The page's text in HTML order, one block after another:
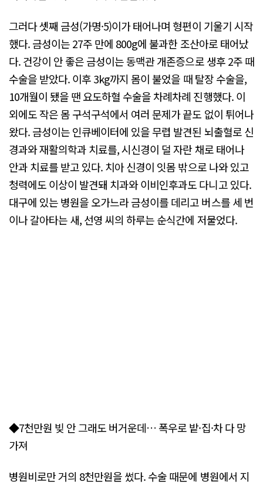
그러다 셋째 금성(가명·5)이가 태어나며 형편이 기울기 시작
했다. 금성이는 27주 만에 800g에 불과한 조산아로 태어났
다. 건강이 안 좋은 금성이는 동맥관 개존증으로 생후 2주 때
수술을 받았다. 이후 3kg까지 몸이 불었을 때 탈장 수술을,
10개월이 됐을 땐 요도하혈 수술을 차례차례 진행했다. 이
외에도 작은 몸 구석구석에서 여러 문제가 끝도 없이 튀어나
왔다. 금성이는 인큐베이터에 있을 무렵 발견된 뇌출혈로 신
경과와 재활의학과 치료를, 시신경이 덜 자란 채로 태어나
안과 치료를 받고 있다. 치아 신경이 잇몸 밖으로 나와 있고
청력에도 이상이 발견돼 치과와 이비인후과도 다니고 있다.
대구에 있는 병원을 오가느라 금성이를 데리고 버스를 세 번
이나 갈아타는 새, 선영 씨의 하루는 순식간에 저물었다.
◆7천만원 빚 안 그래도 버거운데… 폭우로 밭·집·차 다 망
가져
병원비로만 거의 8천만원을 썼다. 수술 때문에 병원에서 지